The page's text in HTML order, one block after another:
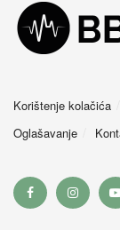
Korištenje kolačića
Oglašavanje